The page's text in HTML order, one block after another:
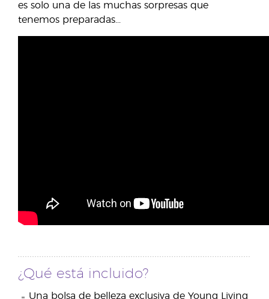
es solo una de las muchas sorpresas que
tenemos preparadas...
¿Qué está incluido?
Una bolsa de belleza exclusiva de Young Living